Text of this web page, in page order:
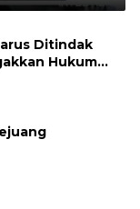
Ditindak
Hukum